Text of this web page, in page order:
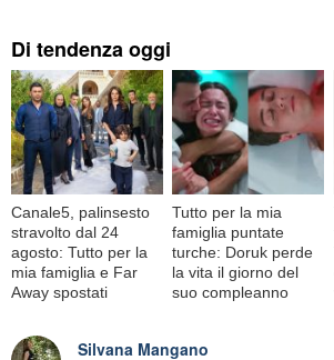
Di tendenza oggi
Canale5, palinsesto
stravolto dal 24
agosto: Tutto per la
mia famiglia e Far
Away spostati
Tutto per la mia
famiglia puntate
turche: Doruk perde
la vita il giorno del
suo compleanno
Silvana Mangano